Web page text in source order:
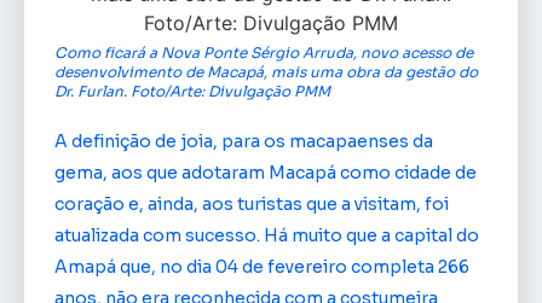
Como ficará a Nova Ponte Sérgio Arruda, novo acesso de
desenvolvimento de Macapá, mais uma obra da gestão do
Dr. Furlan. Foto/Arte: Divulgação PMM
A definição de joia, para os macapaenses da
gema, aos que adotaram Macapá como cidade de
coração e, ainda, aos turistas que a visitam, foi
atualizada com sucesso. Há muito que a capital do
Amapá que, no dia 04 de fevereiro completa 266
anos, não era reconhecida com a costumeira